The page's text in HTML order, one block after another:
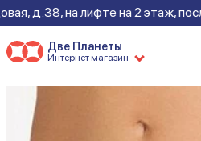
д.38, на лифте на 2 этаж,
Две Планеты
Интернет магазин